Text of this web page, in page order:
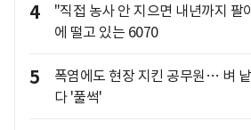
4
"직접 농사 안 지으면 내년까지
에 떨고 있는 6070
5
폭염에도 현장 지킨 공무원… 벼
다 '풀썩'